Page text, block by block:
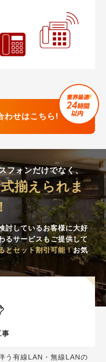
わせはこちら!
フォンだけでなく、
揃えられま
討しているお客様に大好
るサービスもご提供して
とセット割引可能！お気
事
う有線LAN・無線LANの